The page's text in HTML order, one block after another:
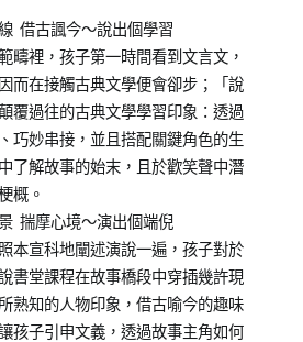
借古諷今～說出個學習
疇裡，孩子第一時間看到文言文，
而在接觸古典文學便會卻步；「說
覆過往的古典文學學習印象：透過
巧妙串接，並且搭配關鍵角色的生
了解故事的始末，且於歡笑聲中潛
概。
揣摩心境～演出個端倪
本宣科地闡述演說一遍，孩子對於
書堂課程在故事橋段中穿插幾許現
熟知的人物印象，借古喻今的趣味
孩子引申文義，透過故事主角如何